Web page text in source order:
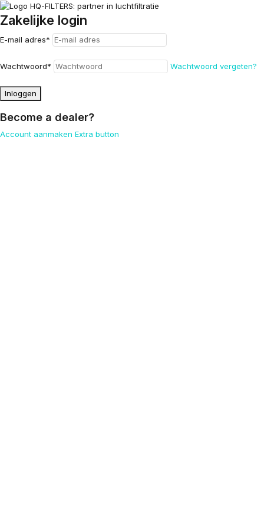
Zakelijke login
E-mail adres*
Wachtwoord* Wachtwoord vergeten?
Inloggen
Become a dealer?
Account aanmaken Extra button